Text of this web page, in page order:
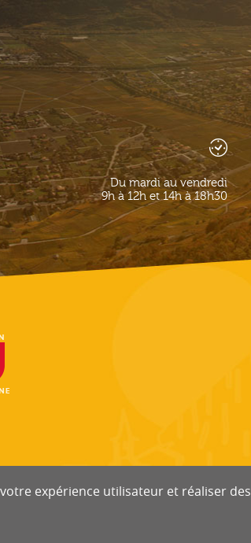
Du mardi au vendredi
9h à 12h et 14h à 18h30
expérience utilisateur et réaliser des